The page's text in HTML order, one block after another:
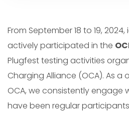
From September 18 to 19,
actively participated in the
Plugfest testing activities
Charging Alliance (OCA). As a
OCA, we consistently engage
have been regular participants